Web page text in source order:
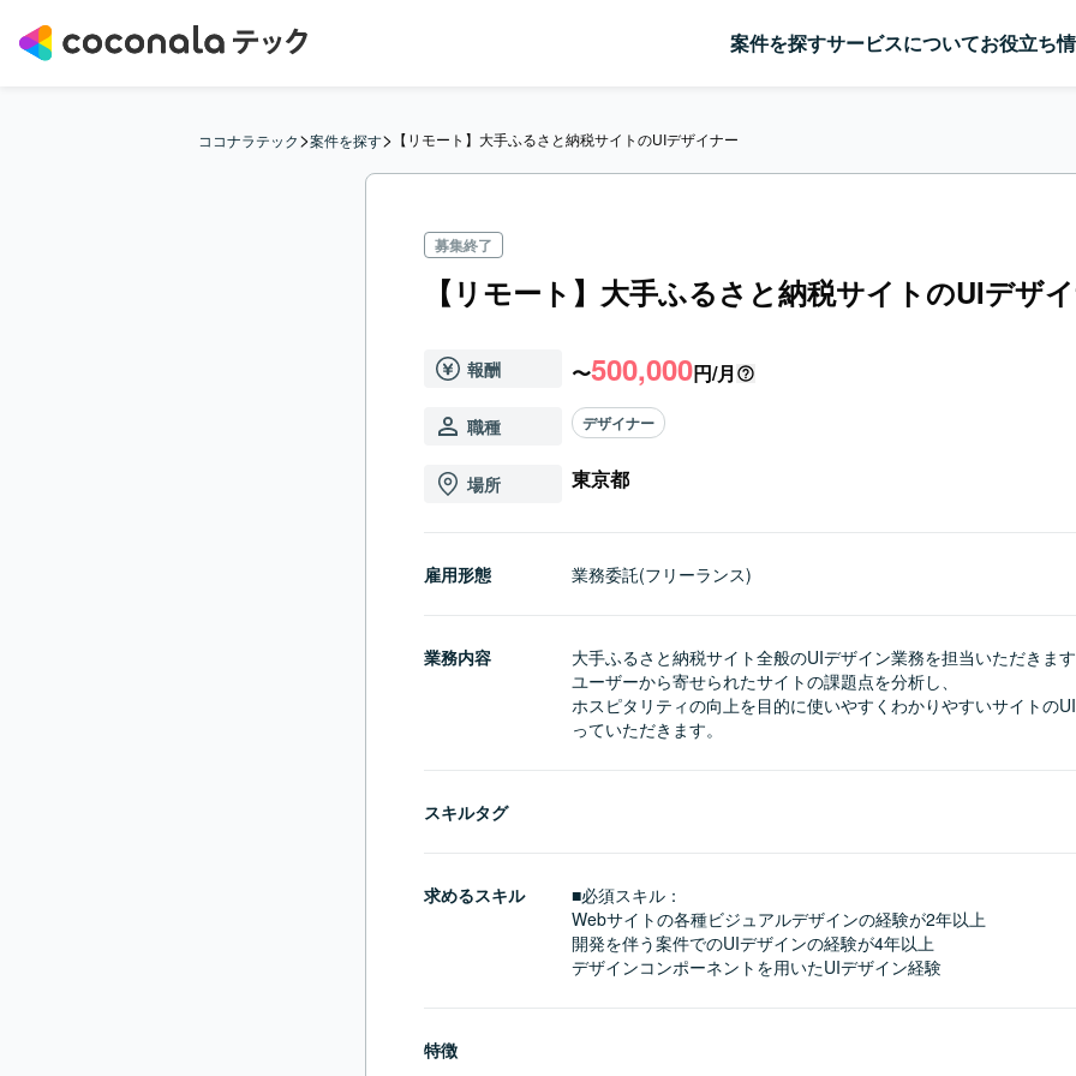
案件を探すサービスについてお役立ち
ココナラテック>案件を探す> 【リモート】大手ふるさと納税サイトのUIデザイナー
募集終了
【リモート】大手ふるさと納税サイトのUIデザ
報酬 〜500,000円/月
職種 デザイナー
場所 東京都
雇用形態 業務委託(フリーランス)
業務内容
大手ふるさと納税サイト全般のUIデザイン業務を担当いただきます
ユーザーから寄せられたサイトの課題点を分析し、
ホスピタリティの向上を目的に使いやすくわかりやすいサイトの
っていただきます。
スキルタグ
求めるスキル
■必須スキル：
Webサイトの各種ビジュアルデザインの経験が2年以上
開発を伴う案件でのUIデザインの経験が4年以上
デザインコンポーネントを用いたUIデザイン経験
特徴